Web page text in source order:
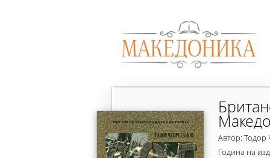
Автор: Тодор
Година на